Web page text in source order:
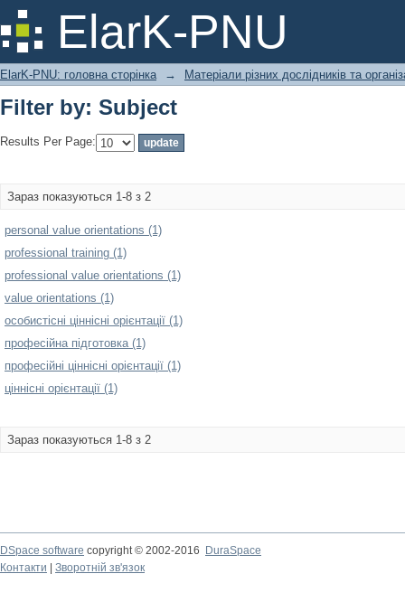
ElarK-PNU
Filter by: Subject
ElarK-PNU: головна сторінка → Матеріали різних дослідників та
Filter by: Subject
Results Per Page:
Зараз показуються 1-8 з 2
personal value orientations (1)
professional training (1)
professional value orientations (1)
value orientations (1)
особистісні ціннісні орієнтації (1)
професійна підготовка (1)
професійні ціннісні орієнтації (1)
ціннісні орієнтації (1)
Зараз показуються 1-8 з 2
DSpace software copyright © 2002-2016
DuraSpace
Контакти
Зворотній зв'язок